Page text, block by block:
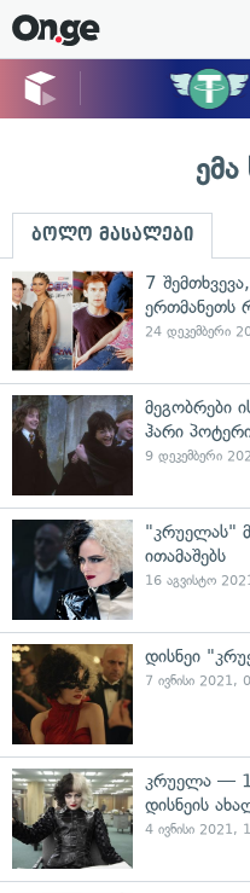
ემა
ბოლო მასალები
7
ერთმანეთს
24 დეკემბერი
მეგობრები
ჰარი
9 დეკემბერი
"კრუელას"
ითამაშებს
16 აგვისტო
დისნეი
7 ივნისი 2021,
კრუელა —
დისნეის
4 ივნისი 2021,